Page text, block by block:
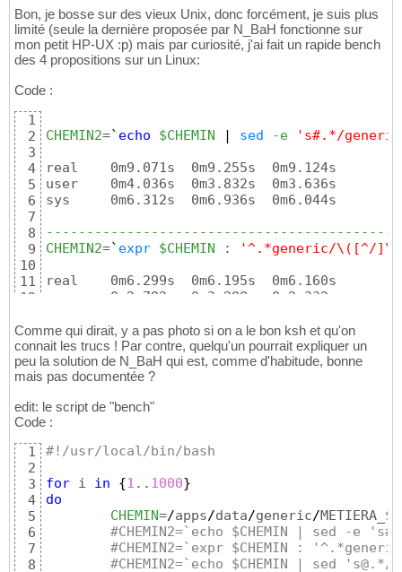
Bon, je bosse sur des vieux Unix, donc forcément, je suis plus
limité (seule la dernière proposée par N_BaH fonctionne sur
mon petit HP-UX :p) mais par curiosité, j'ai fait un rapide bench
des 4 propositions sur un Linux:
Code :
1
2
3
4
5
6
7
8
9
10
11
12
14
15
16
17
19
20
21
22
23
24
25
26
27
28
CHEMIN2=` echo $CHEMIN sed -e
's#.*/
real    0m9.071s  0m9.255s  0m9.124s
user    0m4.036s  0m3.832s  0m3.636s
sys     0m6.312s  0m6.936s  0m6.044s
CHEMIN2=` expr $CHEMIN :
'^.*generic/\([^/
real    0m6.299s  0m6.195s  0m6.160s
user    0m2.792s  0m3.288s  0m2.332s
CHEMIN2=` echo $CHEMIN | sed 's@.*/generic/
user    0m4.156s  0m3.852s  0m4.700s
sys     0m7.104s  0m6.412s  0m5.540s
metier
=
${CHEMIN/*\/generic\//}
CHEMIN2= ${metier%%/*}
real    0m0.284s  0m0.285s  0m0.283s
user    0m0.232s  0m0.220s  0m0.200s
sys     0m0.052s  0m0.064s  0m0.080s
Comme qui dirait, y a pas photo si on a le bon ksh et qu'on
connait les trucs ! Par contre, quelqu'un pourrait expliquer un
peu la solution de N_BaH qui est, comme d'habitude, bonne
mais pas documentée ?
edit: le script de "bench"
Code :
1
2
3
4
5
6
7
8
#!/usr/local/bin/bash
for i in {1 .. 1000}
do
CHEMIN=/apps/data/generic/METIERA_ $i
#CHEMIN2=`echo $CHEMIN | sed -
#CHEMIN2=`expr $CHEMIN :
#CHEMIN2=`echo $CHEMIN | sed